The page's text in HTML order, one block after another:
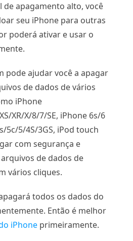
de apagamento alto, você
seu iPhone para outras
poderá ativar e usar o
pode ajudar você a apagar
de dados de vários
iPhone
XR/X/8/7/SE, iPhone 6s/6
5c/5/4S/3GS, iPod touch
com segurança e
de dados de
vários cliques.
todos os dados do
Então é melhor
iPhone primeiramente.